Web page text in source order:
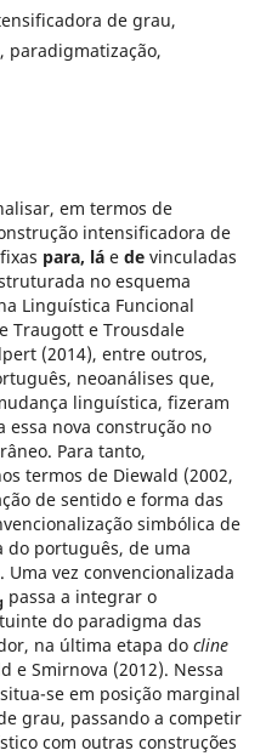
de grau,
paradigmatização,
em termos de
intensificadora de
para, lá e devinculadas
no esquema
Linguística Funcional
Traugott e Trousdale
(2014), entre outros,
neoanálises que,
linguística, fizeram
nova construção no
Para tanto,
termos de Diewald (2002,
de sentido e forma das
simbólica de
do português, de uma
vez convencionalizada
passa a integrar o
do paradigma das
na última etapa do cline
e Smirnova (2012). Nessa
se em posição marginal
grau, passando a competir
com outras construções